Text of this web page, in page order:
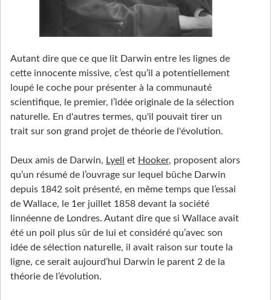
Autant dire que ce que lit Darwin entre les lignes de
cette innocente missive, c’est qu’il a potentiellement
loupé le coche pour présenter à la communauté
scientifique, le premier, l’idée originale de la sélection
naturelle. En d'autres termes, qu'il pouvait tirer un
trait sur son grand projet de théorie de l'évolution.
Deux amis de Darwin, Lyell et Hooker, proposent alors
qu’un résumé de l’ouvrage sur lequel bûche Darwin
depuis 1842 soit présenté, en même temps que l’essai
de Wallace, le 1er juillet 1858 devant la société
linnéenne de Londres. Autant dire que si Wallace avait
été un poil plus sûr de lui et considéré qu’avec son
idée de sélection naturelle, il avait raison sur toute la
ligne, ce serait aujourd’hui Darwin le parent 2 de la
théorie de l’évolution.